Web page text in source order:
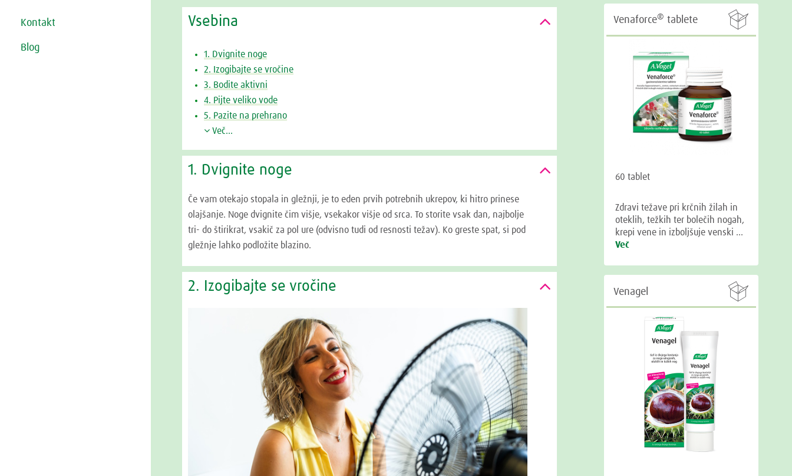
Kontakt
Blog
Vsebina
1. Dvignite noge
2. Izogibajte se vročine
3. Bodite aktivni
4. Pijte veliko vode
5. Pazite na prehrano
Več...
1. Dvignite noge
Če vam otekajo stopala in gležnji, je to eden prvih potrebnih ukrepov, ki hitro prinese
olajšanje. Noge dvignite čim višje, vsekakor višje od srca. To storite vsak dan, najbolje
tri- do štirikrat, vsakič za pol ure (odvisno tudi od resnosti težav). Ko greste spat, si pod
gležnje lahko podložite blazino.
2. Izogibajte se vročine

Venaforce® tablete
60 tablet
Zdravi težave pri krčnih žilah in
oteklih, težkih ter bolečih nogah,
krepi vene in izboljšuje venski …
Več

Venagel